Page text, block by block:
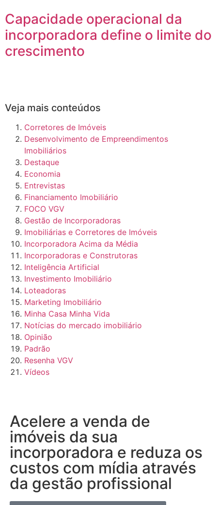
Capacidade operacional da
incorporadora define o limite do
crescimento
Veja mais conteúdos
Corretores de Imóveis
Desenvolvimento de Empreendimentos
Imobiliários
Destaque
Economia
Entrevistas
Financiamento Imobiliário
FOCO VGV
Gestão de Incorporadoras
Imobiliárias e Corretores de Imóveis
Incorporadora Acima da Média
Incorporadoras e Construtoras
Inteligência Artificial
Investimento Imobiliário
Loteadoras
Marketing Imobiliário
Minha Casa Minha Vida
Notícias do mercado imobiliário
Opinião
Padrão
Resenha VGV
Vídeos
Acelere a venda de
imóveis da sua
incorporadora e reduza os
custos com mídia através
da gestão profissional​